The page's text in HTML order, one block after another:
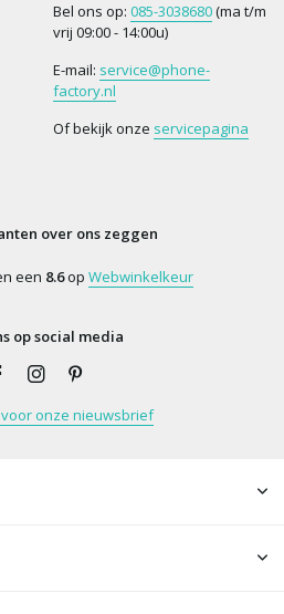
Bel ons op: 085-3038680(ma t/m
vrij 09:00 - 14:00u)
E-mail: service@phone-
factory.nl
Of bekijk onze servicepagina
over ons zeggen
een 8.6op Webwinkelkeur
op social media
onze nieuwsbrief